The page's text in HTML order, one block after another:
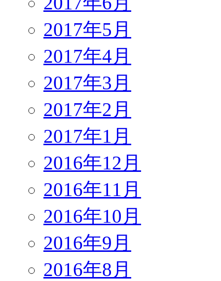
2017年5月
2017年4月
2017年3月
2017年2月
2017年1月
2016年12月
2016年11月
2016年10月
2016年9月
2016年8月